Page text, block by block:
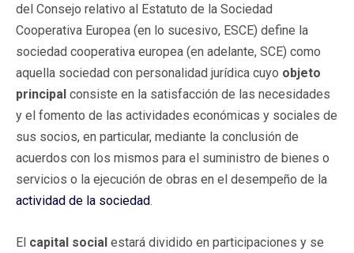
del Consejo relativo al Estatuto de la Sociedad
Cooperativa Europea (en lo sucesivo, ESCE) define la
sociedad cooperativa europea (en adelante, SCE) como
aquella sociedad con personalidad jurídica cuyo objeto
principal consiste en la satisfacción de las necesidades
y el fomento de las actividades económicas y sociales de
sus socios, en particular, mediante la conclusión de
acuerdos con los mismos para el suministro de bienes o
servicios o la ejecución de obras en el desempeño de la
actividad de la sociedad.
El capital social estará dividido en participaciones y se